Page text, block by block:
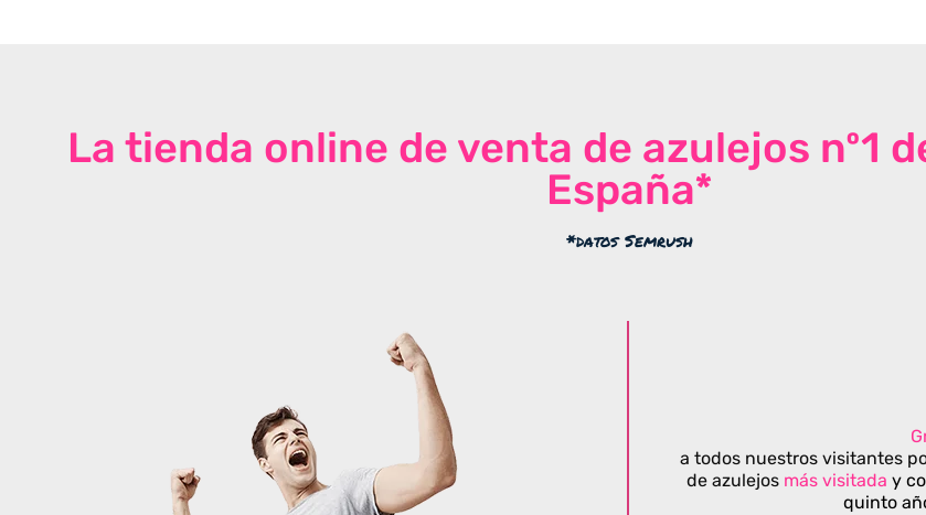
La tienda online de venta de azulejos nº1
España*
*datos Semrush
a todos nuestros visitantes
de azulejos más visitada y
quinto